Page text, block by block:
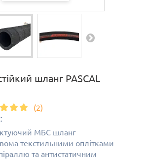
шланг PASCAL
(2)
МБС шланг
текстильними оплітками
та антистатичним